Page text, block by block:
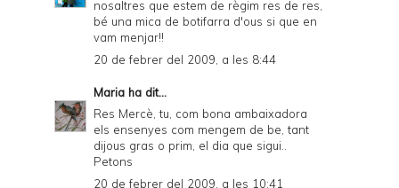
nosaltres que estem de règim res de res,
bé una mica de botifarra d'ous si que en
vam menjar!!
20 de febrer del 2009, a les 8:44
Maria ha dit...
Res Mercè, tu, com bona ambaixadora
els ensenyes com mengem de be, tant
dijous gras o prim, el dia que sigui..
Petons
20 de febrer del 2009, a les 10:41